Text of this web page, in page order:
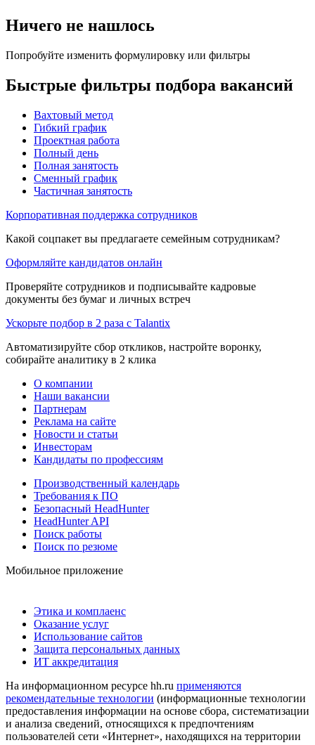
Ничего не нашлось
Попробуйте изменить формулировку или фильтры
Быстрые фильтры подбора вакансий
Вахтовый метод
Гибкий график
Проектная работа
Полный день
Полная занятость
Сменный график
Частичная занятость
Корпоративная поддержка сотрудников
Какой соцпакет вы предлагаете семейным сотрудникам?
Оформляйте кандидатов онлайн
Проверяйте сотрудников и подписывайте кадровые
документы без бумаг и личных встреч
Ускорьте подбор в 2 раза с Talantix
Автоматизируйте сбор откликов, настройте воронку,
собирайте аналитику в 2 клика
О компании
Наши вакансии
Партнерам
Реклама на сайте
Новости и статьи
Инвесторам
Кандидаты по профессиям
Производственный календарь
Требования к ПО
Безопасный HeadHunter
HeadHunter API
Поиск работы
Поиск по резюме
Мобильное приложение
Этика и комплаенс
Оказание услуг
Использование сайтов
Защита персональных данных
ИТ аккредитация
На информационном ресурсе hh.ru применяются
рекомендательные технологии (информационные технологии
предоставления информации на основе сбора, систематизации
и анализа сведений, относящихся к предпочтениям
пользователей сети «Интернет», находящихся на территории